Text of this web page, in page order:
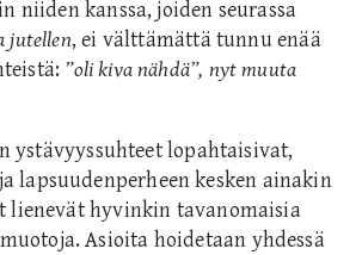
niiden kanssa, joiden seurassa
jutellen, ei välttämättä tunnu enää
”oli kiva nähdä”, nyt muuta
ystävyyssuhteetlopahtaisivat,
lapsuudenperheen kesken ainakin
lienevät hyvinkin tavanomaisia
Asioita hoidetaan yhdessä